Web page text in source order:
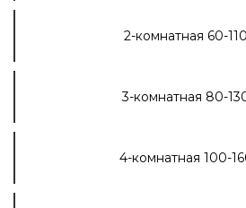
2-комнатная 60-
3-комнатная 80-
4-комнатная 100-